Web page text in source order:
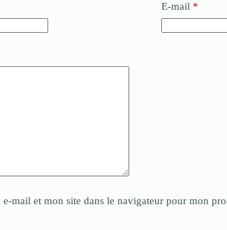
E-mail *
mail et mon site dans le navigateur pour mon